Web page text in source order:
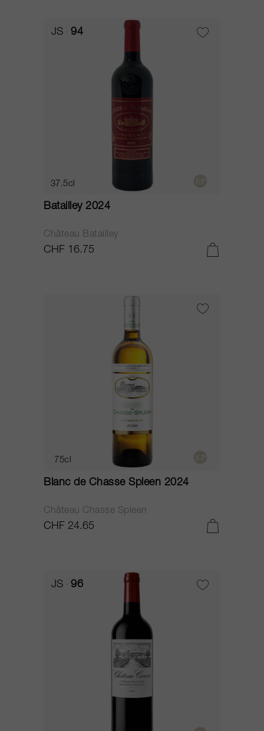
JS 94
37.5cl
Batailley 2024
Château Batailley
CHF 16.75
75cl
Blanc de Chasse Spleen 2024
Château Chasse Spleen
CHF 24.65
JS 96